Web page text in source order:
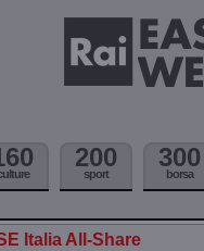
200
sport
300
borsa
Italia All-Share